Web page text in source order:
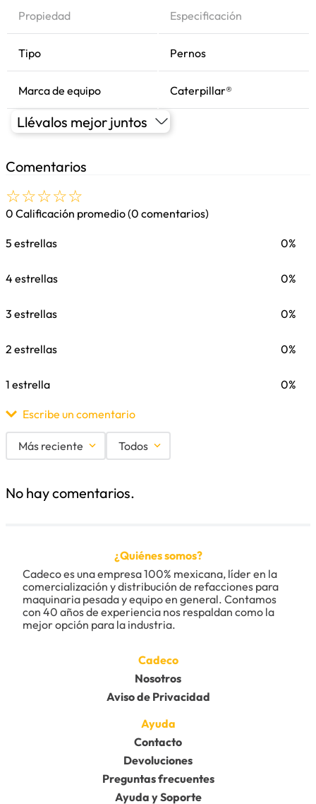
Propiedad Especificación
Tipo Pernos
Marca de equipo Caterpillar®
Llévalos mejor juntos
Comentarios
☆☆☆☆☆
0 Calificación promedio(0 comentarios)
5 estrellas 0%
4 estrellas 0%
3 estrellas 0%
2 estrellas 0%
1 estrella 0%
Escribe un comentario
Título
Califica el producto de 1 a 5 estrellas
★★★★★
Tu nombre
Escribe un comentario
Más reciente Todos
No hay comentarios.
¿Quiénes somos?
Cadeco es una empresa 100% mexicana, líder en la
comercialización y distribución de refacciones para
maquinaria pesada y equipo en general. Contamos
con 40 años de experiencia nos respaldan como la
mejor opción para la industria.
Cadeco
Nosotros
Aviso de Privacidad
Ayuda
Contacto
Devoluciones
Preguntas frecuentes
Ayuda y Soporte